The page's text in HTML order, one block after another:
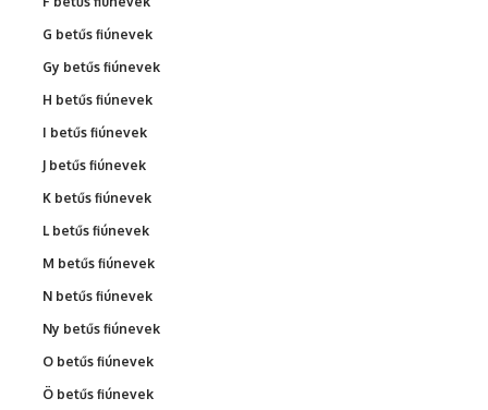
G betűs fiúnevek
Gy betűs fiúnevek
H betűs fiúnevek
I betűs fiúnevek
J betűs fiúnevek
K betűs fiúnevek
L betűs fiúnevek
M betűs fiúnevek
N betűs fiúnevek
Ny betűs fiúnevek
O betűs fiúnevek
Ö betűs fiúnevek